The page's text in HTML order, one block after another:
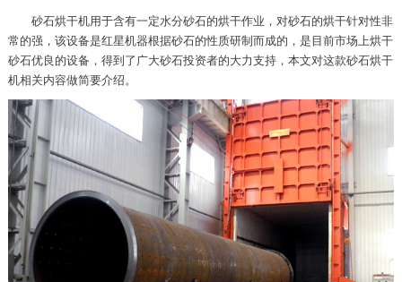
砂石烘干机用于含有一定水分砂石的烘干作业，对砂石的烘干针对性非
常的强，该设备是红星机器根据砂石的性质研制而成的，是目前市场上烘干
砂石优良的设备，得到了广大砂石投资者的大力支持，本文对这款砂石烘干
机相关内容做简要介绍。